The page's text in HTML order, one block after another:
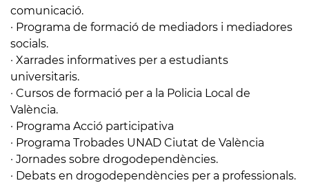
comunicació.
· Programa de formació de mediadors i mediadores
socials.
· Xarrades informatives per a estudiants
universitaris.
· Cursos de formació per a la Policia Local de
València.
· Programa Acció participativa
· Programa Trobades UNAD Ciutat de València
· Jornades sobre drogodependències.
· Debats en drogodependències per a professionals.